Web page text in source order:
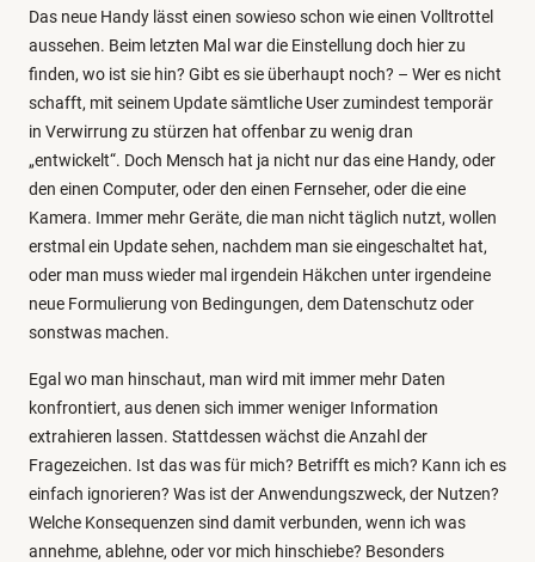
Das neue Handy lässt einen sowieso schon wie einen Volltrottel
aussehen. Beim letzten Mal war die Einstellung doch hier zu
finden, wo ist sie hin? Gibt es sie überhaupt noch? – Wer es nicht
schafft, mit seinem Update sämtliche User zumindest temporär
in Verwirrung zu stürzen hat offenbar zu wenig dran
„entwickelt“. Doch Mensch hat ja nicht nur das eine Handy, oder
den einen Computer, oder den einen Fernseher, oder die eine
Kamera. Immer mehr Geräte, die man nicht täglich nutzt, wollen
erstmal ein Update sehen, nachdem man sie eingeschaltet hat,
oder man muss wieder mal irgendein Häkchen unter irgendeine
neue Formulierung von Bedingungen, dem Datenschutz oder
sonstwas machen.
Egal wo man hinschaut, man wird mit immer mehr Daten
konfrontiert, aus denen sich immer weniger Information
extrahieren lassen. Stattdessen wächst die Anzahl der
Fragezeichen. Ist das was für mich? Betrifft es mich? Kann ich es
einfach ignorieren? Was ist der Anwendungszweck, der Nutzen?
Welche Konsequenzen sind damit verbunden, wenn ich was
annehme, ablehne, oder vor mich hinschiebe? Besonders